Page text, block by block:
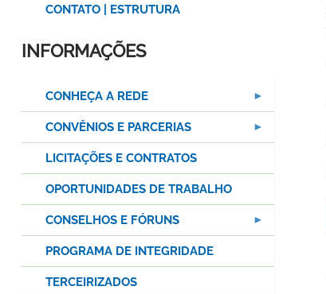
CONTATO | ESTRUTURA
INFORMAÇÕES
CONHEÇA A REDE
CONVÊNIOS E PARCERIAS
LICITAÇÕES E CONTRATOS
OPORTUNIDADES DE TRABALHO
CONSELHOS E FÓRUNS
PROGRAMA DE INTEGRIDADE
TERCEIRIZADOS